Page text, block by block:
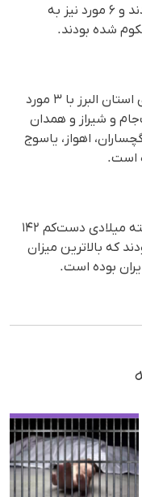
با مواد مخدر به اعدام محکوم شده بودند و ۶ مورد نیز به
شده بودند.
بیشترین اجرای حکم اعدام در زندان‌های استان البرز با ۳ مورد
و شیراز و همدان
گچساران، اهواز، یاسوج
است.
با استناد به آمار هه‌نگاو، طی ماه گذشته میلادی دست‌کم ۱۴۲
که بالاترین میزان
بوده است.